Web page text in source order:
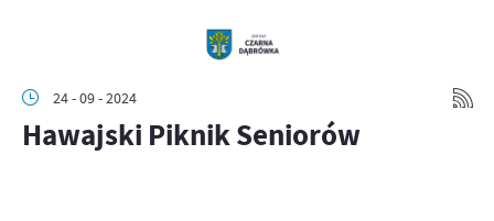
24 - 09 - 2024
Hawajski Piknik Seniorów